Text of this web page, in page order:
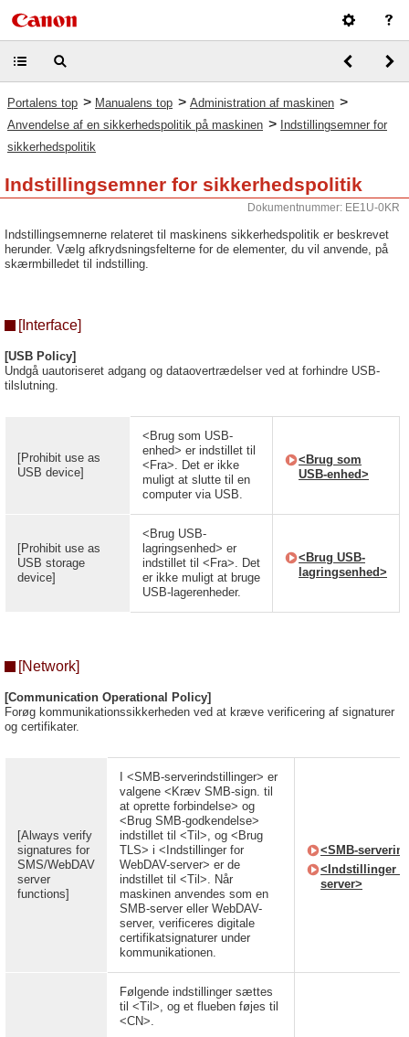
Portalens top > Manualens top > Administration af maskinen >
Anvendelse af en sikkerhedspolitik på maskinen > Indstillingsemner for
sikkerhedspolitik
Indstillingsemner for sikkerhedspolitik
Dokumentnummer: EE1U-0KR
Indstillingsemnerne relateret til maskinens sikkerhedspolitik er beskrevet
herunder. Vælg afkrydsningsfelterne for de elementer, du vil anvende, på
skærmbilledet til indstilling.
[Interface]
[USB Policy]
Undgå uautoriseret adgang og dataovertrædelser ved at forhindre USB-
tilslutning.
[Prohibit use as
USB device]
<Brug som USB-
enhed> er indstillet til
<Fra>. Det er ikke
muligt at slutte til en
computer via USB.
<Brug som
USB-enhed>
[Prohibit use as
USB storage
device]
<Brug USB-
lagringsenhed> er
indstillet til <Fra>. Det
er ikke muligt at bruge
USB-lagerenheder.
<Brug USB-
lagringsenhed>
[Network]
[Communication Operational Policy]
Forøg kommunikationssikkerheden ved at kræve verificering af signaturer
og certifikater.
[Always verify
signatures for
SMS/WebDAV
server
functions]
I <SMB-serverindstillinger> er
valgene <Kræv SMB-sign. til
at oprette forbindelse> og
<Brug SMB-godkendelse>
indstillet til <Til>, og <Brug
TLS> i <Indstillinger for
WebDAV-server> er de
indstillet til <Til>. Når
maskinen anvendes som en
SMB-server eller WebDAV-
server, verificeres digitale
certifikatsignaturer under
kommunikationen.
<SMB-
<Indstillinger
server>
Følgende indstillinger sættes
til <Til>, og et flueben føjes til
<CN>.